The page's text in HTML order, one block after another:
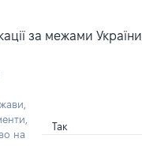
за межами України
на
Так